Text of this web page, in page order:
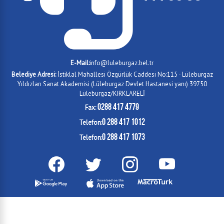
E-Mail:info@luleburgaz.bel.tr
Belediye Adresi:İstiklal Mahallesi Özgürlük Caddesi No:115 - Lüleburgaz
Yıldızları Sanat Akademisi (Lüleburgaz Devlet Hastanesi yanı) 39750
Lüleburgaz/KIRKLARELİ
Fax:0288 417 4779
Telefon:0 288 417 1012
Telefon:0 288 417 1073